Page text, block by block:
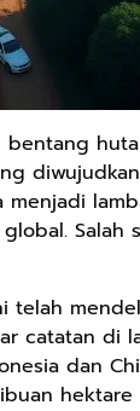
menjadi
Salah
telah
catatan di
dan